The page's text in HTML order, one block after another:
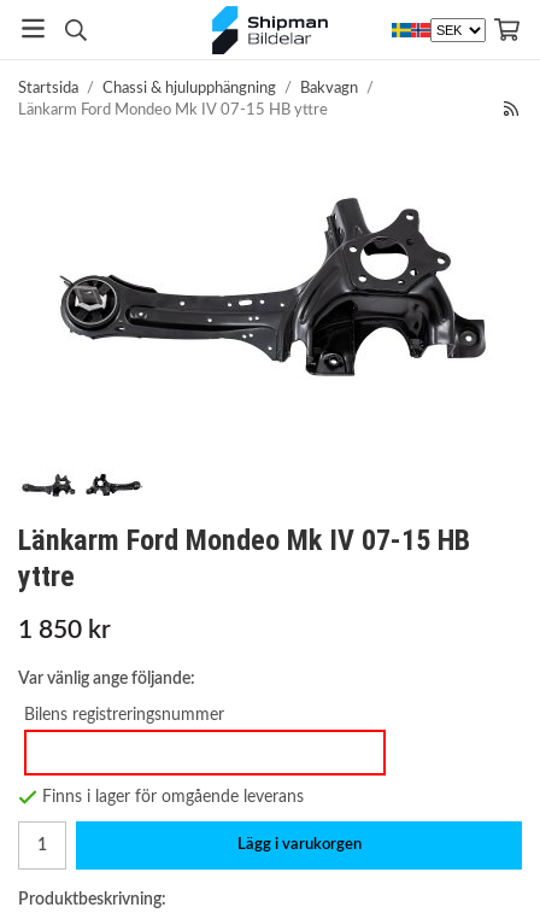
Startsida / Chassi & hjulupphängning / Bakvagn /
Länkarm Ford Mondeo Mk IV 07-15 HB yttre
Länkarm Ford Mondeo Mk IV 07-15 HB
yttre
1 850 kr
Var vänlig ange följande:
Bilens registreringsnummer
Finns i lager för omgående leverans
Lägg i varukorgen
Produktbeskrivning: